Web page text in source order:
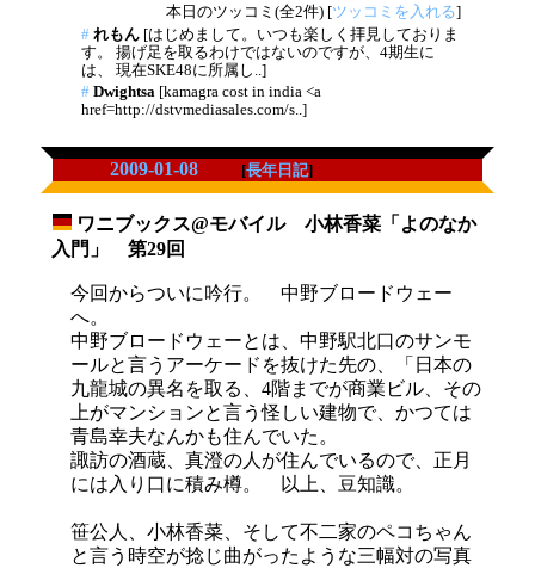
本日のツッコミ(全2件) [ツッコミを入れる]
# れもん [はじめまして。いつも楽しく拝見しておりま
す。 揚げ足を取るわけではないのですが、4期生に
は、 現在SKE48に所属し..]
# Dwightsa [kamagra cost in india <a
href=http://dstvmediasales.com/s..]
2009-01-08 [長年日記]
ワニブックス@モバイル 小林香菜「よのなか
入門」 第29回
今回からついに吟行。 中野ブロードウェー
へ。
中野ブロードウェーとは、中野駅北口のサンモ
ールと言うアーケードを抜けた先の、「日本の
九龍城の異名を取る、4階までが商業ビル、その
上がマンションと言う怪しい建物で、かつては
青島幸夫なんかも住んでいた。
諏訪の酒蔵、真澄の人が住んでいるので、正月
には入り口に積み樽。 以上、豆知識。
笹公人、小林香菜、そして不二家のペコちゃん
と言う時空が捻じ曲がったような三幅対の写真